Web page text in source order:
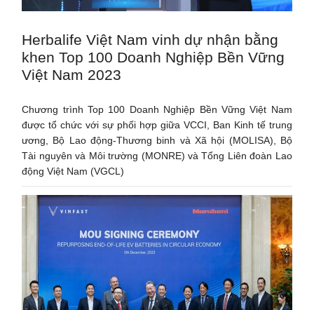
Herbalife Việt Nam vinh dự nhận bằng
khen Top 100 Doanh Nghiệp Bền Vững
Việt Nam 2023
Chương trình Top 100 Doanh Nghiệp Bền Vững Việt Nam
được tổ chức với sự phối hợp giữa VCCI, Ban Kinh tế trung
ương, Bộ Lao động-Thương binh và Xã hội (MOLISA), Bộ
Tài nguyên và Môi trường (MONRE) và Tổng Liên đoàn Lao
động Việt Nam (VGCL)